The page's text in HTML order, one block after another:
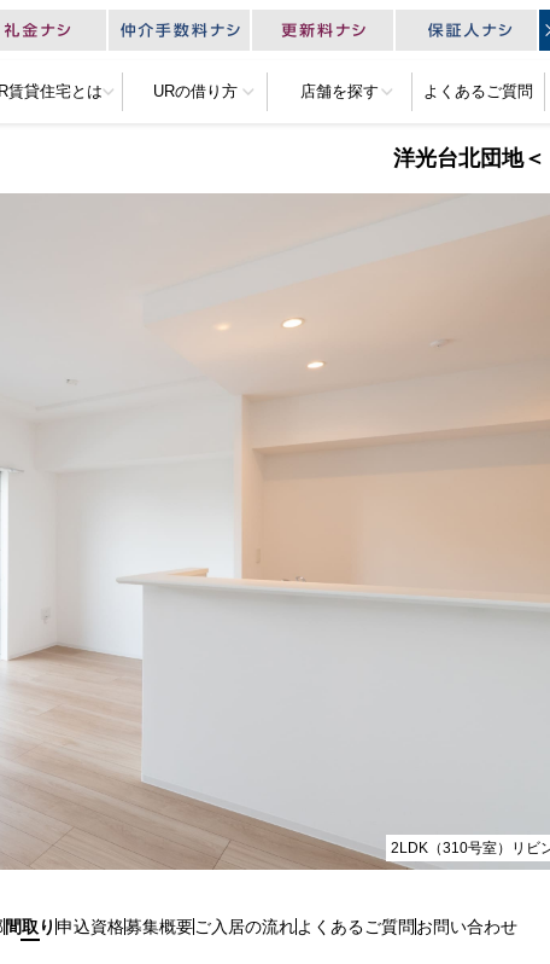
賃貸住宅とは URの借り方 店舗を探す よくあるご質問
洋光台北団地
2LDK（310号室）リビ
間取り 申込資格募集概要 ご入居の流れ よくあるご質問 お問い合わせ